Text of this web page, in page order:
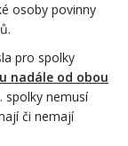
osoby povinny
pro spolky
nadále od obou
spolky nemusí
či nemají